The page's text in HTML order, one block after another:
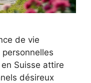
de vie
personnelles
Suisse attire
désireux